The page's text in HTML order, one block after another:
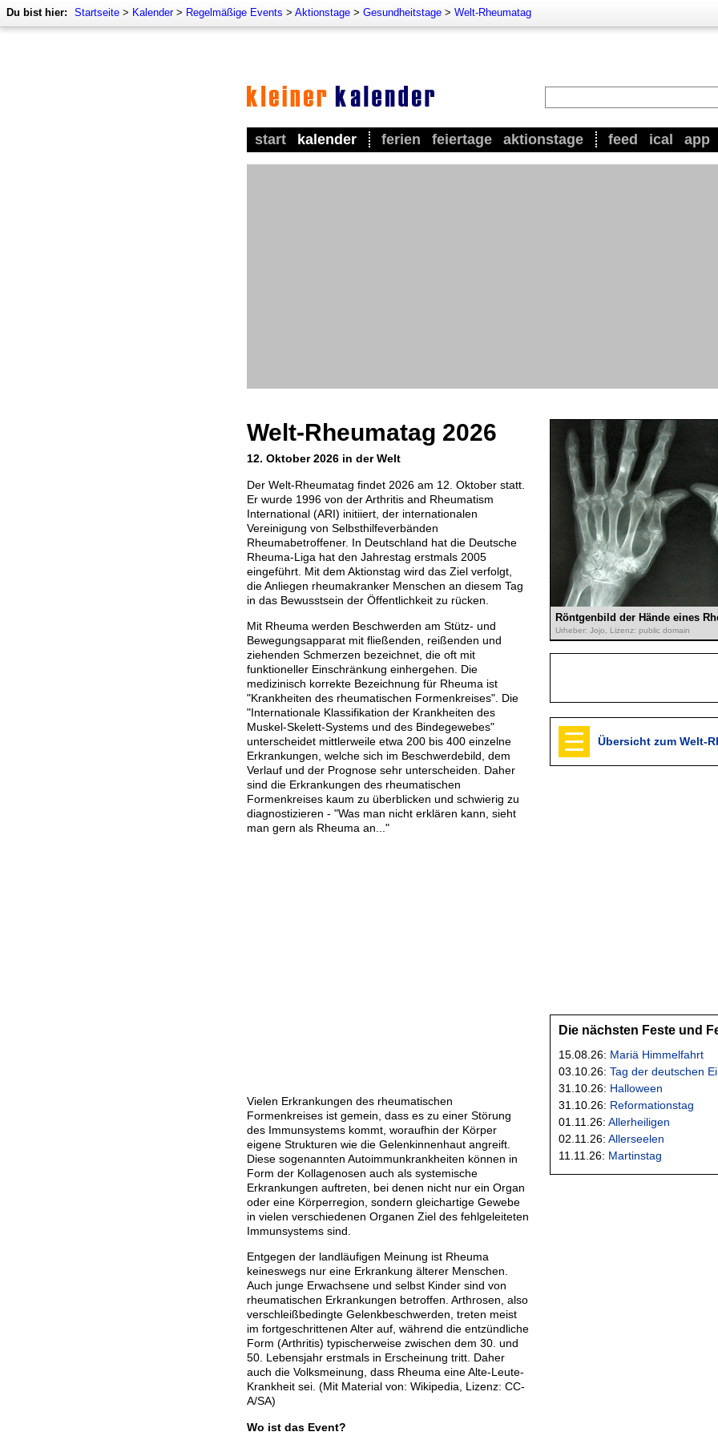
Du bist hier: Startseite > Kalender> Regelmäßige Events > Aktionstage > Gesundheitstage > Welt-Rheumatag
start kalender ferien feiertage aktionstage feed ical app
Welt-Rheumatag 2026
12. Oktober 2026 in der Welt
Röntgenbild der Hände eines
Urheber: Jojo, Lizenz: public domain
Der Welt-Rheumatag findet 2026 am 12. Oktober statt.
Er wurde 1996 von der Arthritis and Rheumatism
International (ARI) initiiert, der internationalen
Vereinigung von Selbsthilfeverbänden
Rheumabetroffener. In Deutschland hat die Deutsche
Rheuma-Liga hat den Jahrestag erstmals 2005
eingeführt. Mit dem Aktionstag wird das Ziel verfolgt,
die Anliegen rheumakranker Menschen an diesem Tag
in das Bewusstsein der Öffentlichkeit zu rücken.
Mit Rheuma werden Beschwerden am Stütz- und
Bewegungsapparat mit fließenden, reißenden und
ziehenden Schmerzen bezeichnet, die oft mit
funktioneller Einschränkung einhergehen. Die
medizinisch korrekte Bezeichnung für Rheuma ist
"Krankheiten des rheumatischen Formenkreises". Die
"Internationale Klassifikation der Krankheiten des
Muskel-Skelett-Systems und des Bindegewebes"
unterscheidet mittlerweile etwa 200 bis 400 einzelne
Erkrankungen, welche sich im Beschwerdebild, dem
Verlauf und der Prognose sehr unterscheiden. Daher
sind die Erkrankungen des rheumatischen
Formenkreises kaum zu überblicken und schwierig zu
diagnostizieren - "Was man nicht erklären kann, sieht
man gern als Rheuma an..."
Vielen Erkrankungen des rheumatischen
Formenkreises ist gemein, dass es zu einer Störung
des Immunsystems kommt, woraufhin der Körper
eigene Strukturen wie die Gelenkinnenhaut angreift.
Diese sogenannten Autoimmunkrankheiten können in
Form der Kollagenosen auch als systemische
Erkrankungen auftreten, bei denen nicht nur ein Organ
oder eine Körperregion, sondern gleichartige Gewebe
in vielen verschiedenen Organen Ziel des fehlgeleiteten
Immunsystems sind.
Entgegen der landläufigen Meinung ist Rheuma
keineswegs nur eine Erkrankung älterer Menschen.
Auch junge Erwachsene und selbst Kinder sind von
rheumatischen Erkrankungen betroffen. Arthrosen, also
verschleißbedingte Gelenkbeschwerden, treten meist
im fortgeschrittenen Alter auf, während die entzündliche
Form (Arthritis) typischerweise zwischen dem 30. und
50. Lebensjahr erstmals in Erscheinung tritt. Daher
auch die Volksmeinung, dass Rheuma eine Alte-Leute-
Krankheit sei. (Mit Material von: Wikipedia, Lizenz: CC-
A/SA)
Wo ist das Event?
Übersicht zum Welt-
Die nächsten Feste und
15.08.26: Mariä Himmelfahrt
03.10.26: Tag der deutschen
31.10.26: Halloween
31.10.26: Reformationstag
01.11.26: Allerheiligen
02.11.26: Allerseelen
11.11.26: Martinstag